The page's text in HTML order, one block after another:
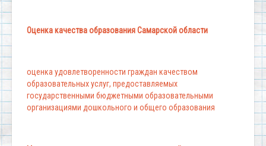
Оценка качества образования Самарской области
оценка удовлетворенности граждан качеством
образовательных услуг, предоставляемых
государственными бюджетными образовательными
организациями дошкольного и общего образования